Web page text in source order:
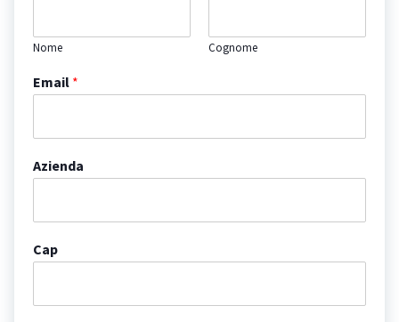
Nome Cognome
Email *
Azienda
Cap